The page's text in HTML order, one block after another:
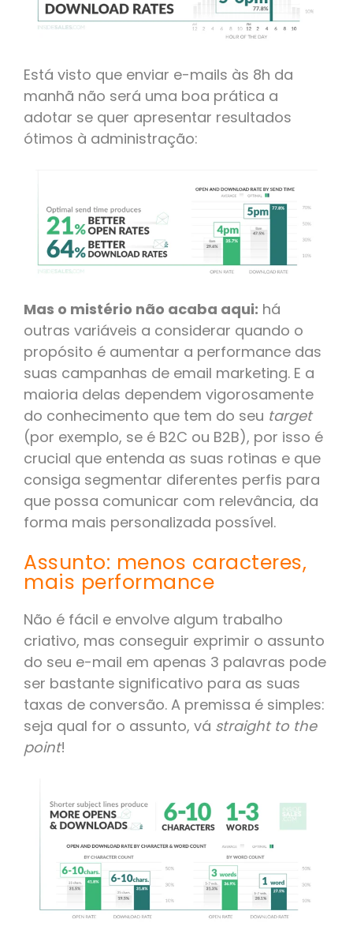
Está visto que enviar e-mails às 8h da
manhã não será uma boa prática a
adotar se quer apresentar resultados
ótimos à administração:
Mas o mistério não acaba aqui: há
outras variáveis a considerar quando o
propósito é aumentar a performance das
suas campanhas de email marketing. E a
maioria delas dependem vigorosamente
do conhecimento que tem do seu target
(por exemplo, se é B2C ou B2B), por isso é
crucial que entenda as suas rotinas e que
consiga segmentar diferentes perfis para
que possa comunicar com relevância, da
forma mais personalizada possível.
Assunto: menos caracteres,
mais performance
Não é fácil e envolve algum trabalho
criativo, mas conseguir exprimir o assunto
do seu e-mail em apenas 3 palavras pode
ser bastante significativo para as suas
taxas de conversão. A premissa é simples:
seja qual for o assunto, vá straight to the
point!